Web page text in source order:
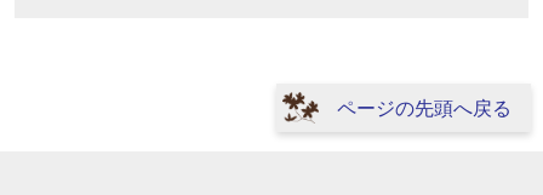
ページの先頭へ戻る